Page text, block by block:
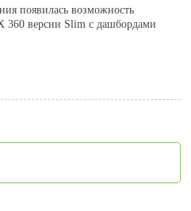
появилась возможность
360 версии Slim c дашбордами